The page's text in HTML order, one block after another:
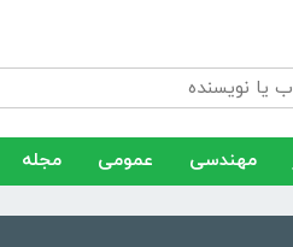
مهندسی عمومی مجله